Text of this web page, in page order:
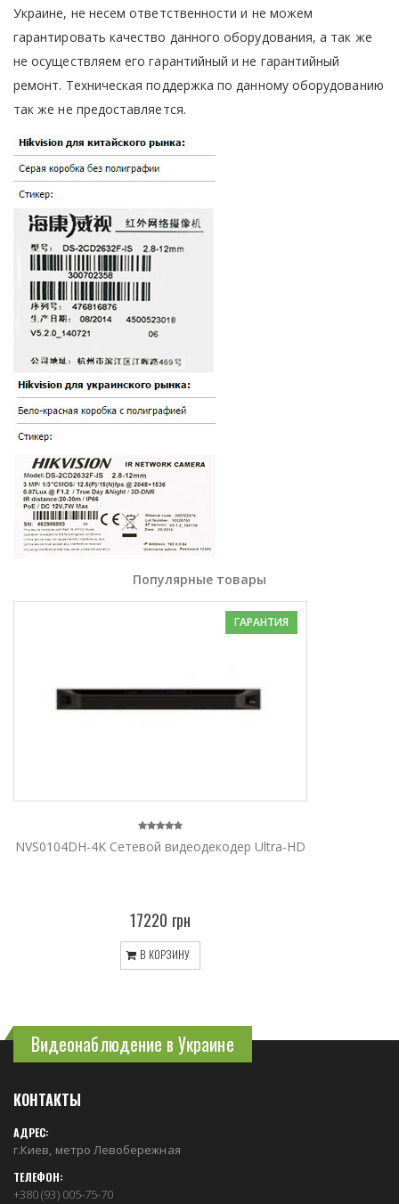
Украине, не несем ответственности и не можем
гарантировать качество данного оборудования, а так же
не осуществляем его гарантийный и не гарантийный
ремонт. Техническая поддержка по данному оборудованию
так же не предоставляется.
Популярные товары
ГАРАНТИЯ
NVS0104DH-4K Сетевой видеодекодер Ultra-HD
17220 грн
В КОРЗИНУ
Видеонаблюдение в Украине
КОНТАКТЫ
АДРЕС:
г.Киев, метро Левобережная
ТЕЛЕФОН:
+380 (93) 005-75-70